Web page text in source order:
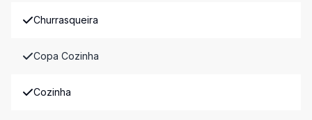
Churrasqueira
Copa Cozinha
Cozinha